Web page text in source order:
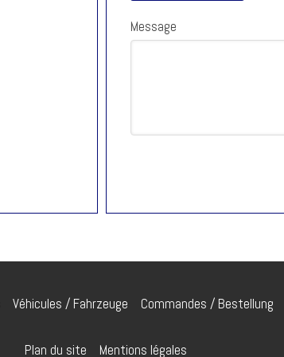
Message
Véhicules / Fahrzeuge Commandes / Bestellung
Plan du site Mentions légales